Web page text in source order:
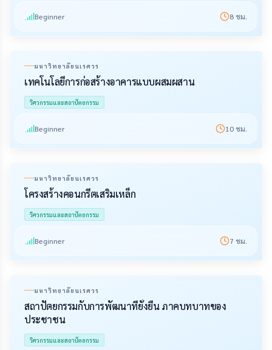
Beginner 8 ชม.
มหาวิทยาลัยนเรศวร
เทคโนโลยีการก่อสร้างอาคารแบบผสมผสาน
วิศวกรรมและสถาปัตยกรรม
Beginner 10 ชม.
มหาวิทยาลัยนเรศวร
โครงสร้างคอนกรีตเสริมเหล็ก
วิศวกรรมและสถาปัตยกรรม
Beginner 7 ชม.
มหาวิทยาลัยนเรศวร
สถาปัตยกรรมกับการพัฒนาที่ยั่งยืน ภาคบทบาทของ
ประชาชน
วิศวกรรมและสถาปัตยกรรม